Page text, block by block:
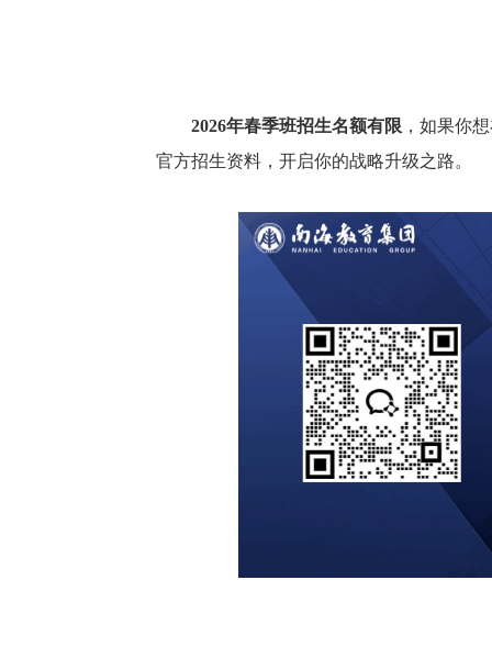
2026年春季班招生名额有限 ，如果你
官方招生资料，开启你的战略升级之路。